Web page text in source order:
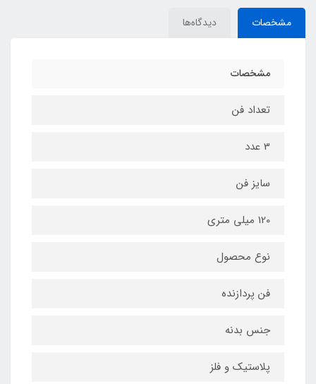
مشخصات دیدگاه‌ها
مشخصات
تعداد فن
3 عدد
سایز فن
120 میلی متری
نوع محصول
فن پردازنده
جنس بدنه
پلاستیک و فلز